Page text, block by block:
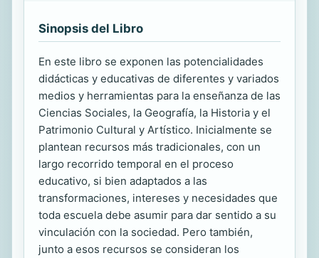
Sinopsis del Libro
En este libro se exponen las potencialidades
didácticas y educativas de diferentes y variados
medios y herramientas para la enseñanza de las
Ciencias Sociales, la Geografía, la Historia y el
Patrimonio Cultural y Artístico. Inicialmente se
plantean recursos más tradicionales, con un
largo recorrido temporal en el proceso
educativo, si bien adaptados a las
transformaciones, intereses y necesidades que
toda escuela debe asumir para dar sentido a su
vinculación con la sociedad. Pero también,
junto a esos recursos se consideran los